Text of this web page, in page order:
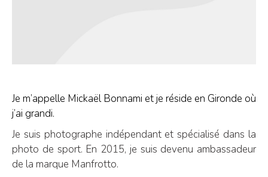
Je m’appelle Mickaël Bonnami et je réside en Gironde où
j’ai grandi.
Je suis photographe indépendant et spécialisé dans la
photo de sport. En 2015, je suis devenu ambassadeur
de la marque Manfrotto.